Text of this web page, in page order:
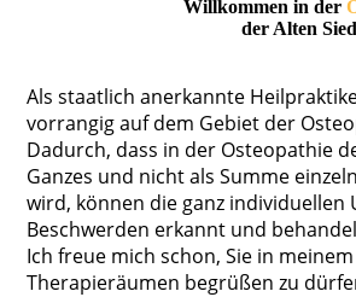
Willkommen in der
der Alten
Als staatlich anerkannte
vorrangig auf dem Gebiet der
Dadurch, dass in der Osteopathie
Ganzes und nicht als Summe
wird, können die ganz individuellen
Beschwerden erkannt und
Ich freue mich schon, Sie in
Therapieräumen begrüßen zu